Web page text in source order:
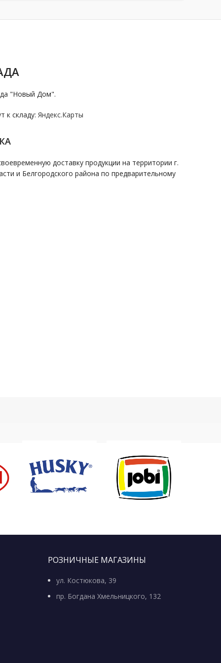
"Новый Дом".
к складу: Яндекс.Карты
доставку продукции на территории г.
и Белгородского района по предварительному
РОЗНИЧНЫЕ МАГАЗИНЫ
ул. Костюкова, 39
пр. Богдана Хмельницкого, 132